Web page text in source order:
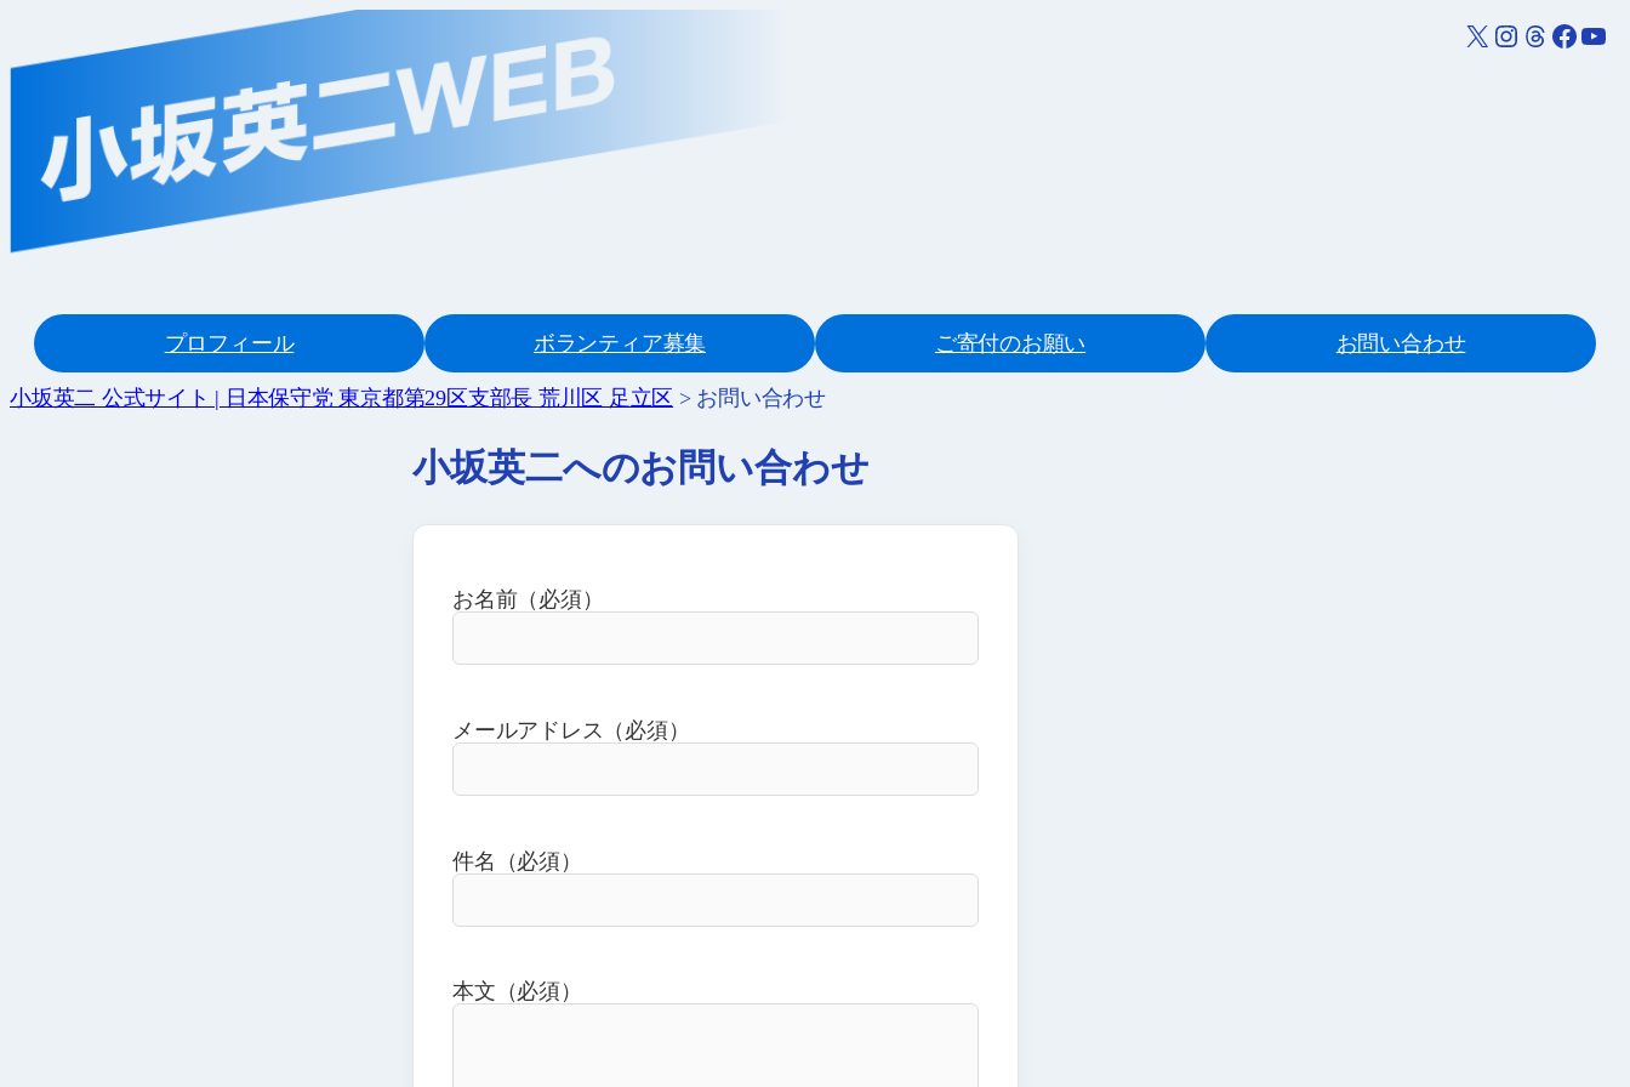
を
X Instagram Threads Facebook YouTube
プロフィール ボランティア募集 ご寄付のお願い お問い合わせ
小坂英二 公式サイト | 日本保守党 東京都第29区支部長 荒川区 足立区 > お問い合わせ
小坂英二へのお問い合わせ
お名前（必須）
メールアドレス（必須）
件名（必須）
本文（必須）